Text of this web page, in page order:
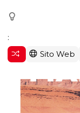
:
Sito Web